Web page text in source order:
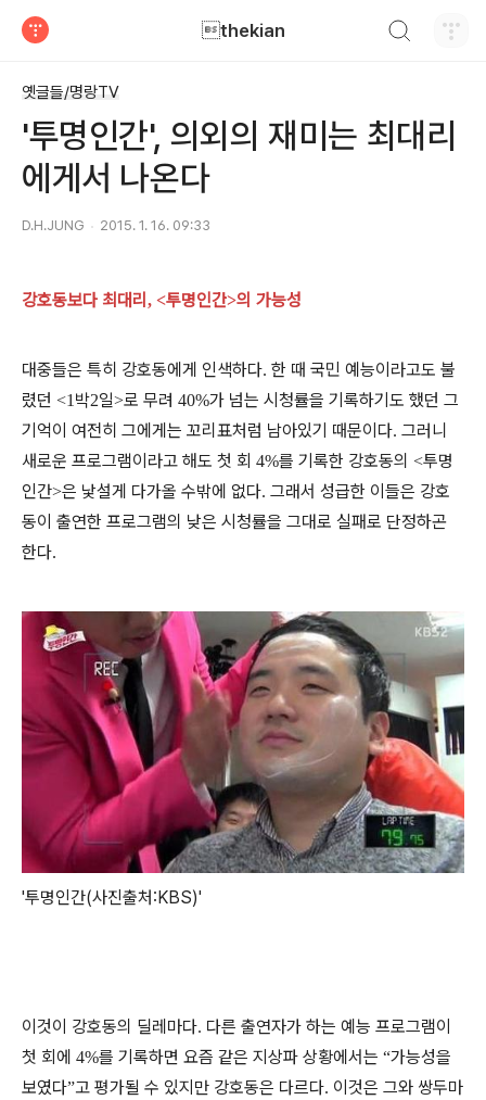
thekian
옛글들/명랑TV
'투명인간', 의외의 재미는 최대리
에게서 나온다
D.H.JUNG 2015. 1. 16. 09:33
강호동보다 최대리 , <투명인간>의 가능성
대중들은 특히 강호동에게 인색하다. 한 때 국민 예능이라고도 불
렸던 <1 박2일>로 무려 40%가 넘는 시청률을 기록하기도 했던 그
기억이 여전히 그에게는 꼬리표처럼 남아있기 때문이다. 그러니
새로운 프로그램이라고 해도 첫 회 4%를 기록한 강호동의 <투명
인간>은 낯설게 다가올 수밖에 없다. 그래서 성급한 이들은 강호
동이 출연한 프로그램의 낮은 시청률을 그대로 실패로 단정하곤
한다.
'투명인간(사진출처:KBS)'
이것이 강호동의 딜레마다. 다른 출연자가 하는 예능 프로그램이
첫 회에 4%를 기록하면 요즘 같은 지상파 상황에서는 “가능성을
보였다”고 평가될 수 있지만 강호동은 다르다. 이것은 그와 쌍두마